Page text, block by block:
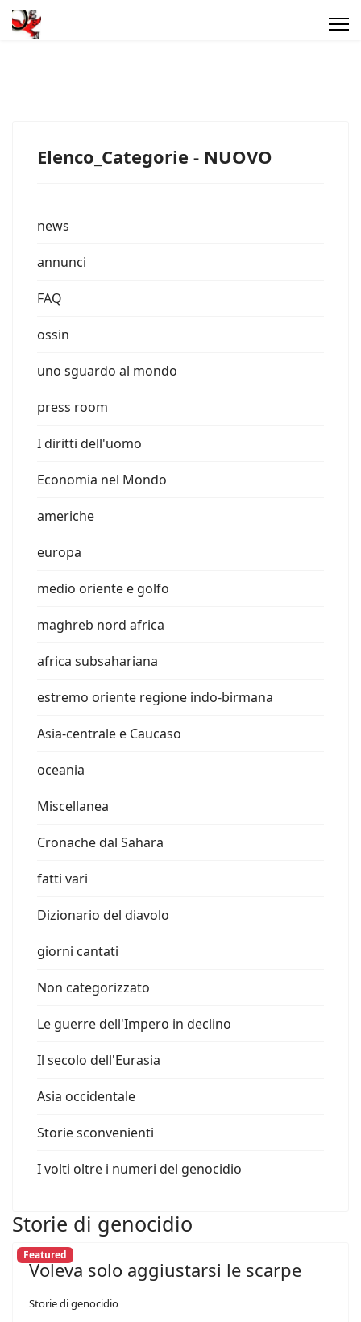
Elenco_Categorie - NUOVO
news
annunci
FAQ
ossin
uno sguardo al mondo
press room
I diritti dell'uomo
Economia nel Mondo
americhe
europa
medio oriente e golfo
maghreb nord africa
africa subsahariana
estremo oriente regione indo-birmana
Asia-centrale e Caucaso
oceania
Miscellanea
Cronache dal Sahara
fatti vari
Dizionario del diavolo
giorni cantati
Non categorizzato
Le guerre dell'Impero in declino
Il secolo dell'Eurasia
Asia occidentale
Storie sconvenienti
I volti oltre i numeri del genocidio
Storie di genocidio
Featured
Voleva solo aggiustarsi le scarpe
Storie di genocidio